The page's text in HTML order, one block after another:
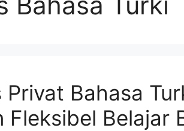
Privat Bahasa
Fleksibel Belajar